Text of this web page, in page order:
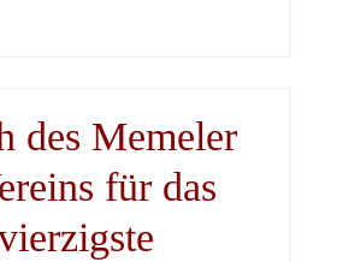
des Memeler
für das